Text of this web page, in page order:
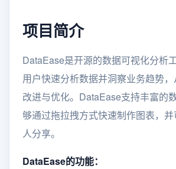
项目简介
DataEase是开源的数据可视化分析
用户快速分析数据并洞察业务趋势
改进与优化。DataEase支持丰富的
够通过拖拉拽方式快速制作图表，
人分享。
DataEase的功能：